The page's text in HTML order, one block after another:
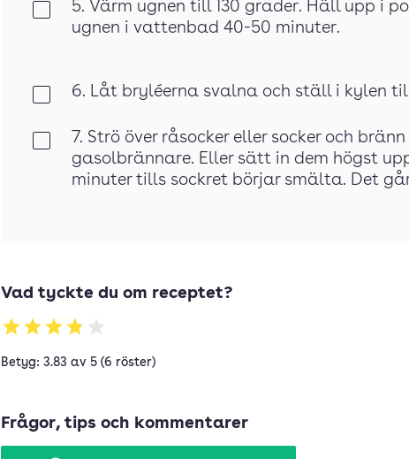
5. Värm ugnen till 130 grader. Häll upp i
ugnen i vattenbad 40-50 minuter.
6. Låt bryléerna svalna och ställ i kylen
7. Strö över råsocker eller socker och
gasolbrännare. Eller sätt in dem högst
minuter tills sockret börjar smälta. Det
Vad tyckte du om receptet?
Betyg: 3.83 av 5 (6 röster)
Frågor, tips och kommentarer